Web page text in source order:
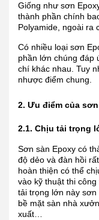
Giống như sơn
thành phần chính
Polyamide, ngoài ra
Có nhiều loại sơn
phần lớn chúng đáp
chí khác nhau. Tuy
nhược điểm chung.
2. Ưu điểm của
2.1. Chịu tải trọng
Sơn sàn Epoxy có
độ dẻo và đàn hồi
hoàn thiện có thể
vào kỹ thuật thi
tải trọng lớn này
bề mặt sàn nhà
xuất…